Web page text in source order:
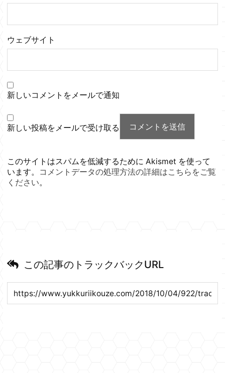
ウェブサイト
新しいコメントをメールで通知
新しい投稿をメールで受け取る
このサイトはスパムを低減するために Akismet を使って
います。
コメントデータの処理方法の詳細はこちらをご覧
ください。
この記事のトラックバックURL